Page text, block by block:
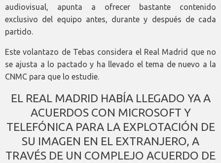
audiovisual, apunta a ofrecer bastante contenido
exclusivo del equipo antes, durante y después de cada
partido.
Este volantazo de Tebas considera el Real Madrid que no
se ajusta a lo pactado y ha llevado el tema de nuevo a la
CNMC para que lo estudie.
EL REAL MADRID HABÍA LLEGADO YA A
ACUERDOS CON MICROSOFT Y
TELEFÓNICA PARA LA EXPLOTACIÓN DE
SU IMAGEN EN EL EXTRANJERO, A
TRAVÉS DE UN COMPLEJO ACUERDO DE